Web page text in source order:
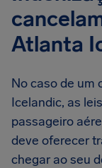
Atlanta
No caso de um
Icelandic, as
passageiro
deve oferecer
chegar ao seu